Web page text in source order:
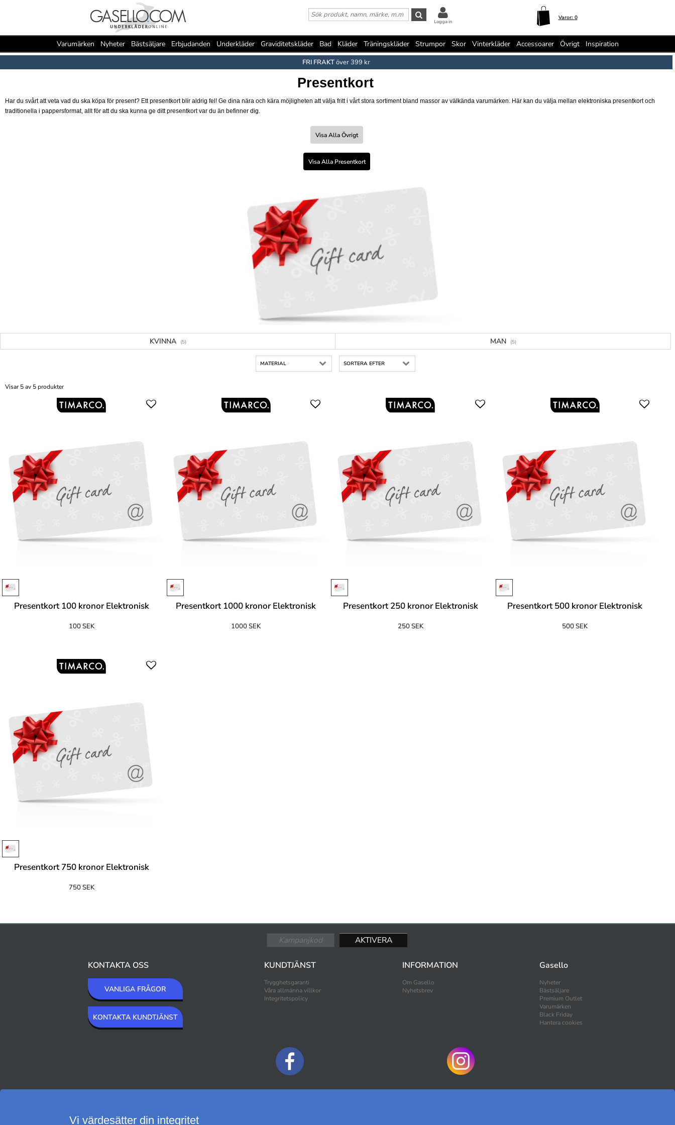
Varor: 0
Logga in
Varumärken Nyheter Bästsäljare Erbjudanden Underkläder Graviditetskläder Bad Kläder Träningskläder Strumpor Skor Vinterkläder Accessoarer Övrigt Inspiration
FRI FRAKTöver 399 kr
Presentkort
Har du svårt att veta vad du ska köpa för present? Ett presentkort blir aldrig fel! Ge dina nära och kära möjligheten att välja fritt i vårt stora sortiment bland massor av välkända varumärken. Här kan du välja mellan elektroniska presentkort och
traditionella i pappersformat, allt för att du ska kunna ge ditt presentkort var du än befinner dig.
Visa Alla Övrigt
Visa Alla Presentkort
KVINNA (5) MAN (5)
MATERIAL SORTERA EFTER
Visar 5 av 5 produkter
Presentkort 100 kronor Elektronisk
100 SEK
Presentkort 1000 kronor Elektronisk
1000 SEK
Presentkort 250 kronor Elektronisk
250 SEK
Presentkort 500 kronor Elektronisk
500 SEK
Presentkort 750 kronor Elektronisk
750 SEK
KONTAKTA OSS
VANLIGA FRÅGOR
KONTAKTA KUNDTJÄNST
KUNDTJÄNST
Trygghetsgaranti
Våra allmänna villkor
Integritetspolicy
INFORMATION
Om Gasello
Nyhetsbrev
Gasello
Nyheter
Bästsäljare
Premium Outlet
Varumärken
Black Friday
Hantera cookies
Vi värdesätter din integritet